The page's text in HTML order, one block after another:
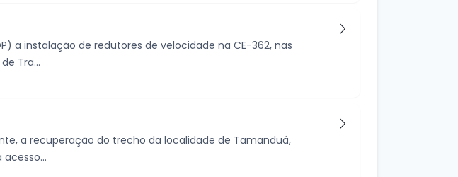
a instalação de redutores de velocidade na CE-362, nas
Tra...
a recuperação do trecho da localidade de Tamanduá,